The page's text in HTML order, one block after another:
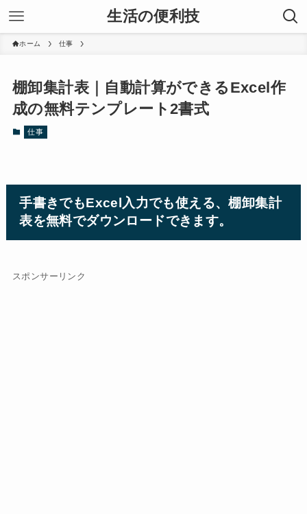
生活の便利技
ホーム 仕事
棚卸集計表｜自動計算ができるExcel作
成の無料テンプレート2書式
仕事
手書きでもExcel入力でも使える、棚卸集計
表を無料でダウンロードできます。
スポンサーリンク